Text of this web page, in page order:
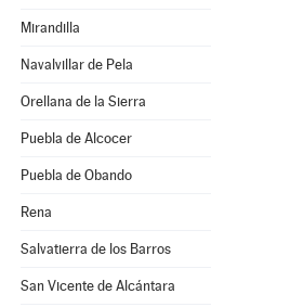
Mirandilla
Navalvillar de Pela
Orellana de la Sierra
Puebla de Alcocer
Puebla de Obando
Rena
Salvatierra de los Barros
San Vicente de Alcántara